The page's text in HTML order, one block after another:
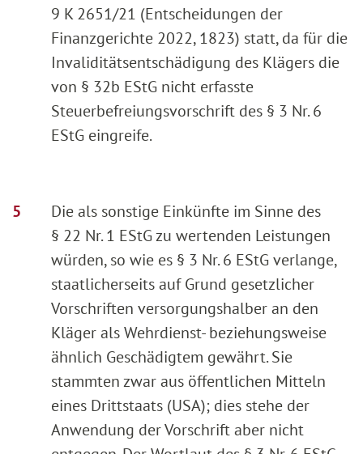
9 K 2651/21 (Entscheidungen der
Finanzgerichte 2022, 1823) statt, da für die
Invaliditätsentschädigung des Klägers die
von § 32b EStG nicht erfasste
Steuerbefreiungsvorschrift des § 3 Nr. 6
EStG eingreife.
Die als sonstige Einkünfte im Sinne des
§ 22 Nr. 1 EStG zu wertenden Leistungen
würden, so wie es § 3 Nr. 6 EStG verlange,
staatlicherseits auf Grund gesetzlicher
Vorschriften versorgungshalber an den
Kläger als Wehrdienst- beziehungsweise
ähnlich Geschädigtem gewährt. Sie
stammten zwar aus öffentlichen Mitteln
eines Drittstaats (USA); dies stehe der
Anwendung der Vorschrift aber nicht